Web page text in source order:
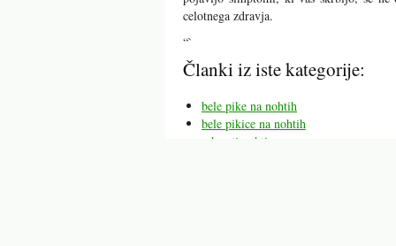
celotnega zdravja.
“`
Članki iz iste kategorije:
bele pike na nohtih
bele pikice na nohtih
rebrasti nohti